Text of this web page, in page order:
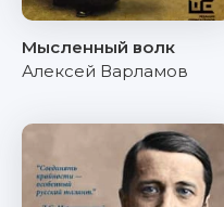
Мысленный волк
Алексей Варламов